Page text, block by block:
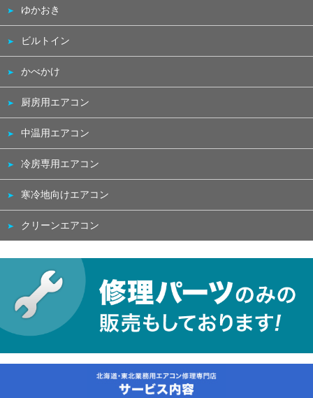
ゆかおき
ビルトイン
かべかけ
厨房用エアコン
中温用エアコン
冷房専用エアコン
寒冷地向けエアコン
クリーンエアコン